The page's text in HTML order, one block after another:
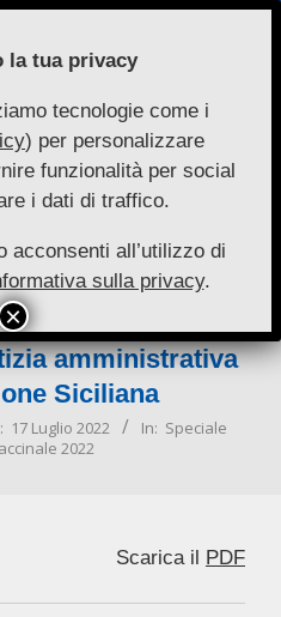
n. 44 del 2021.
a margine
n. 38/2022 del
amministrativa
Siciliana
17 Luglio 2022 In: Speciale
2022
Scarica il PDF
la tua privacy
tecnologie come i
) per personalizzare
funzionalità per social
i dati di traffico.
acconsenti all’utilizzo di
sulla privacy.